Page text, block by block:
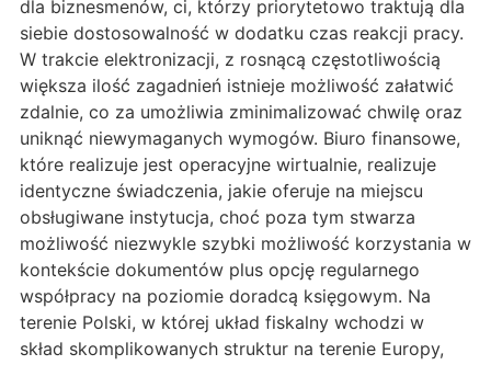
dla biznesmenów, ci, którzy priorytetowo traktują dla
siebie dostosowalność w dodatku czas reakcji pracy.
W trakcie elektronizacji, z rosnącą częstotliwością
większa ilość zagadnień istnieje możliwość załatwić
zdalnie, co za umożliwia zminimalizować chwilę oraz
uniknąć niewymaganych wymogów. Biuro finansowe,
które realizuje jest operacyjne wirtualnie, realizuje
identyczne świadczenia, jakie oferuje na miejscu
obsługiwane instytucja, choć poza tym stwarza
możliwość niezwykle szybki możliwość korzystania w
kontekście dokumentów plus opcję regularnego
współpracy na poziomie doradcą księgowym. Na
terenie Polski, w której układ fiskalny wchodzi w
skład skomplikowanych struktur na terenie Europy,